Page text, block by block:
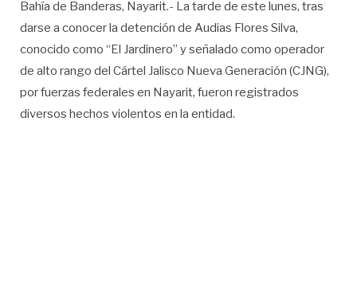
Bahía de Banderas, Nayarit.- La tarde de este lunes, tras
darse a conocer la detención de Audias Flores Silva,
conocido como “El Jardinero” y señalado como operador
de alto rango del Cártel Jalisco Nueva Generación (CJNG),
por fuerzas federales en Nayarit, fueron registrados
diversos hechos violentos en la entidad.